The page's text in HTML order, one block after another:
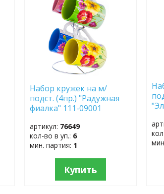
Набор кружек на м/
подст. (4пр.) "Радужная
фиалка" 111-09001
артикул: 76649
кол-во в уп.: 6
мин. партия: 1
Купить